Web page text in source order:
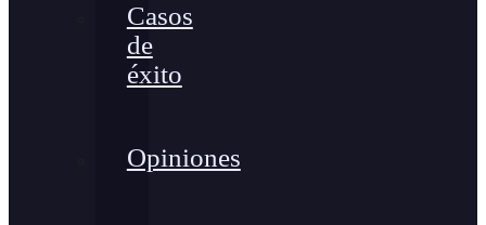
Casos
de
éxito
Opiniones